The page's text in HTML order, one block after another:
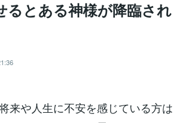
るとある神様が降臨さ
来や人生に不安を感じている方は